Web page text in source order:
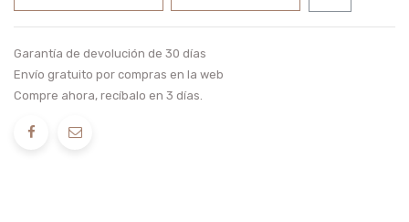
Garantía de devolución de 30 días
Envío gratuito por compras en la web
Compre ahora, recíbalo en 3 días.